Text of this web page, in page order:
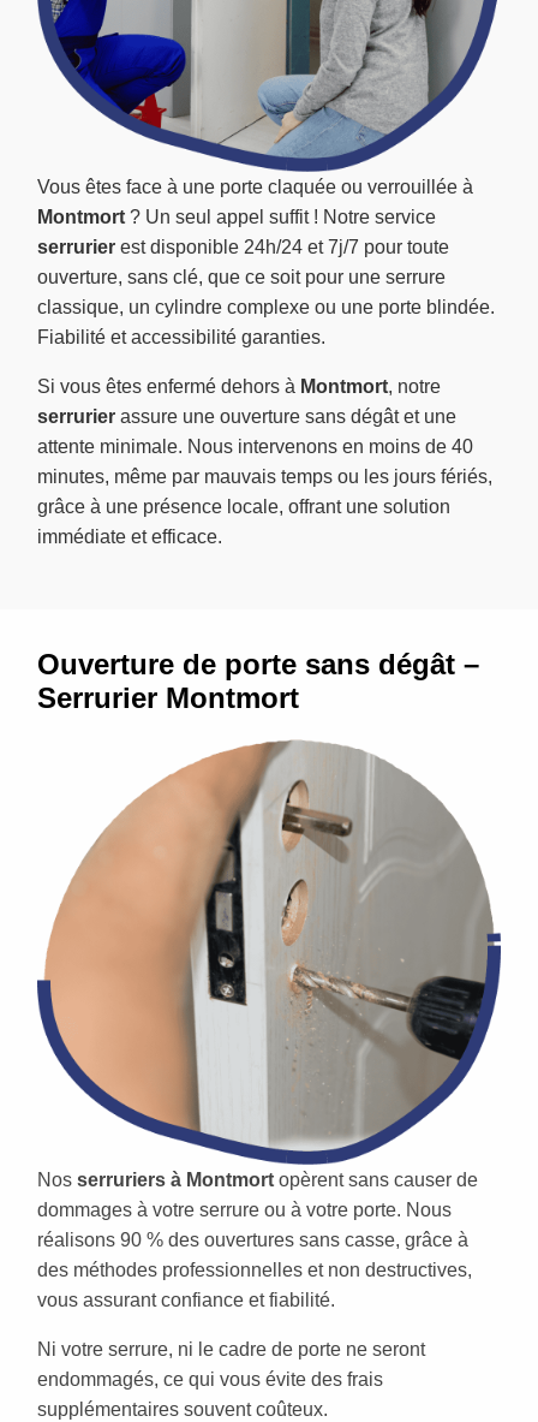
Vous êtes face à une porte claquée ou verrouillée à
Montmort ? Un seul appel suffit ! Notre service
serrurier est disponible 24h/24 et 7j/7 pour toute
ouverture, sans clé, que ce soit pour une serrure
classique, un cylindre complexe ou une porte blindée.
Fiabilité et accessibilité garanties.
Si vous êtes enfermé dehors à Montmort, notre
serrurier assure une ouverture sans dégât et une
attente minimale. Nous intervenons en moins de 40
minutes, même par mauvais temps ou les jours fériés,
grâce à une présence locale, offrant une solution
immédiate et efficace.
Ouverture de porte sans dégât –
Serrurier Montmort
Nos serruriers à Montmort opèrent sans causer de
dommages à votre serrure ou à votre porte. Nous
réalisons 90 % des ouvertures sans casse, grâce à
des méthodes professionnelles et non destructives,
vous assurant confiance et fiabilité.
Ni votre serrure, ni le cadre de porte ne seront
endommagés, ce qui vous évite des frais
supplémentaires souvent coûteux.